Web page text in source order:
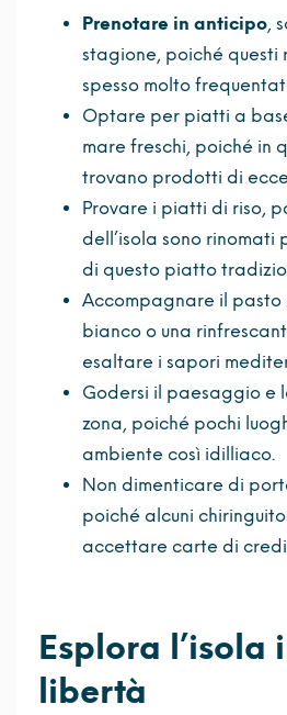
Prenotare in anticipo,
stagione, poiché questi
spesso molto
Optare per piatti a
mare freschi, poiché in
trovano prodotti di
Provare i piatti di riso,
dell’isola sono
di questo piatto
Accompagnare il pasto
bianco o una
esaltare i sapori
Godersi il paesaggio e
zona, poiché pochi
ambiente così idilliaco.
Non dimenticare di
poiché alcuni
accettare carte di
Esplora l’isola
libertà